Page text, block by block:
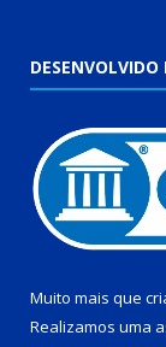
DESENVOLVIDO
Muito mais que
Realizamos uma